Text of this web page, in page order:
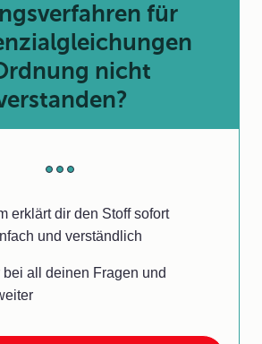
für
nicht
erklärt dir den Stoff sofort
und verständlich
bei all deinen Fragen und